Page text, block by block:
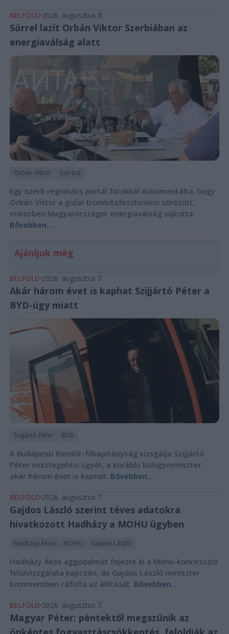
BELFÖLD 2026. augusztus 8.
Sörrel lazít Orbán Viktor Szerbiában az
energiaválság alatt
Orbán Viktor Szerbia
Egy szerb regionális portál fotókkal dokumentálta, hogy
Orbán Viktor a gučai trombitafesztiválon sörözött,
miközben Magyarországot energiaválság sújtotta.
Bővebben...
Ajánljuk még
BELFÖLD 2026. augusztus 7.
Akár három évet is kaphat Szijjártó Péter a
BYD-ügy miatt
Szijjártó Péter BYD
A Budapesti Rendőr-főkapitányság vizsgálja Szijjártó
Péter vesztegetési ügyét, a korábbi külügyminiszter
akár három évet is kaphat. Bővebben...
BELFÖLD 2026. augusztus 7.
Gajdos László szerint téves adatokra
hivatkozott Hadházy a MOHU ügyben
Hadházy Ákos MOHU Gajdos László
Hadházy Ákos aggodalmát fejezte ki a Mohu-koncesszió
felülvizsgálata kapcsán, de Gajdos László miniszter
kommentben cáfolta az állítását. Bővebben...
BELFÖLD 2026. augusztus 7.
Magyar Péter: péntektől megszűnik az